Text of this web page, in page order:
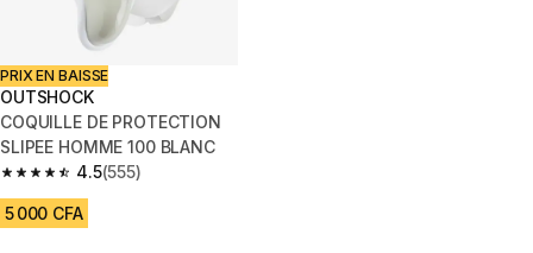
PRIX EN BAISSE
OUTSHOCK
COQUILLE DE PROTECTION
SLIPEE HOMME 100 BLANC
4.5
4.5 out of 5 stars from 555 reviews
(555)
5 000 CFA